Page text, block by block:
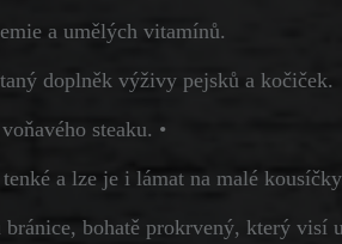
a umělých vitamínů.
doplněk výživy pejsků a kočiček.
steaku. •
a lze je i lámat na malé
bránice, bohatě prokrvený, který